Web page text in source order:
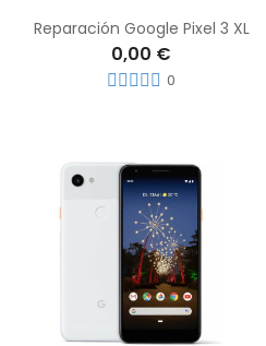
Reparación Google Pixel 3 XL
0,00 €
0